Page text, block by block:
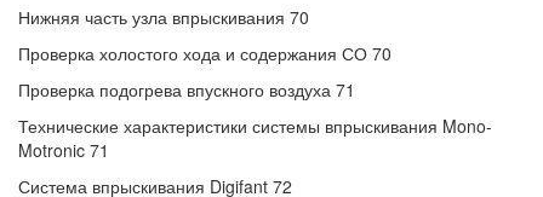
Нижняя часть узла впрыскивания 70
Проверка холостого хода и содержания СО 70
Проверка подогрева впускного воздуха 71
Технические характеристики системы впрыскивания Mono-
Motronic 71
Система впрыскивания Digifant 72